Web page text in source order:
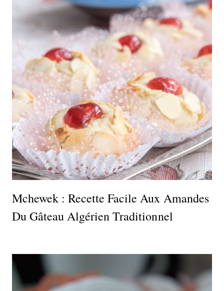
Mchewek : Recette Facile Aux Amandes
Du Gâteau Algérien Traditionnel